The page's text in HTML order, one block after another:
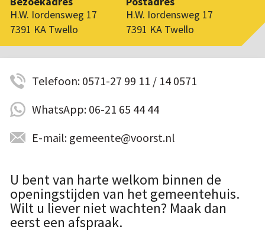
H.W. Iordensweg 17
7391 KA Twello
H.W. Iordensweg 17
7391 KA Twello
Telefoon: 0571-27 99 11 / 14 0571
WhatsApp: 06-21 65 44 44
E-mail: gemeente@voorst.nl
U bent van harte welkom binnen de
openingstijden van het gemeentehuis.
Wilt u liever niet wachten? Maak dan
eerst een afspraak.